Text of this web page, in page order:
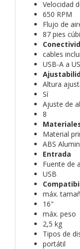
Velocidad
650 RPM
Flujo de
87 pies
cables
USB-A a
Altura
Sí
Ajuste de
8
Material
ABS
Entrada
Fuente de
USB
máx.
16"
máx. peso
2,5 kg
Tipos de
portátil